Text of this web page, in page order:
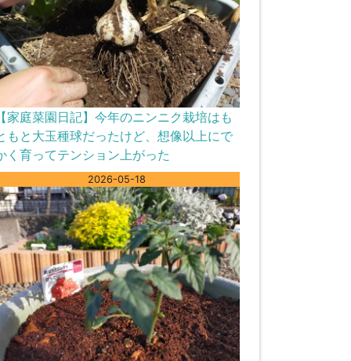
家庭菜園日記】今年のニンニク栽培はも
もと大玉種球だったけど、想像以上にで
く育ってテンション上がった
2026-05-18